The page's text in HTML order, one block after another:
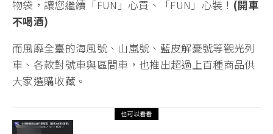
物袋，讓您繼續「FUN」心買、「FUN」心裝！ (開車
不喝酒)
而風靡全臺的海風號、山嵐號、藍皮解憂號等觀光列
車、各款對號車與區間車，也推出超過上百種商品供
大家選購收藏。
也可以看看